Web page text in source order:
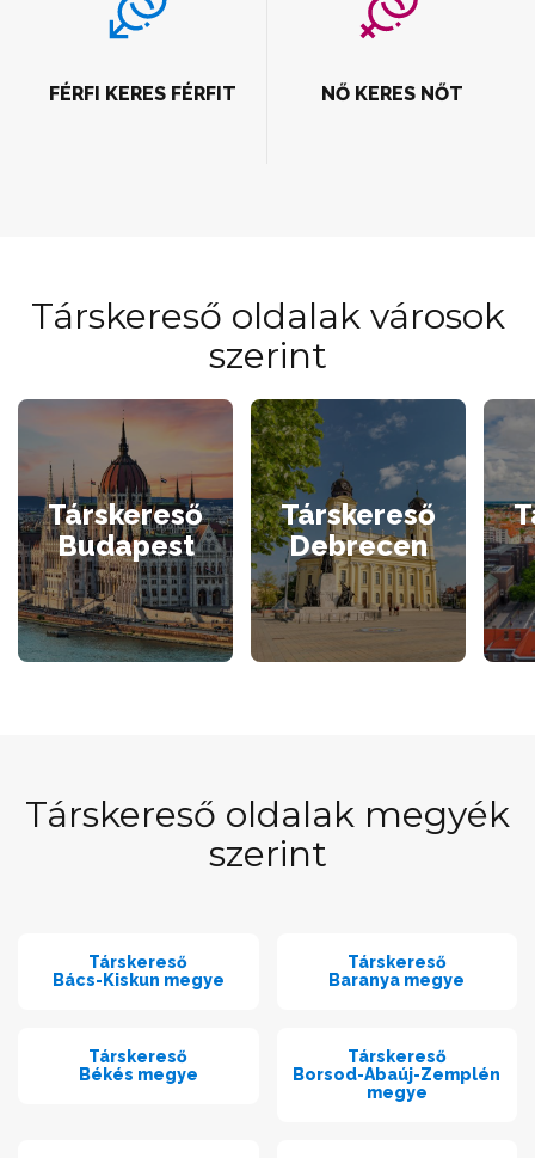
FÉRFI KERES FÉRFIT NŐ KERES NŐT
Társkereső oldalak városok
szerint
Társkereső
Budapest
Társkereső
Debrecen
Társkereső oldalak megyék
szerint
Társkereső
Bács-Kiskun megye
Társkereső
Baranya megye
Társkereső
Békés megye
Társkereső
Borsod-Abaúj-Zemplén
megye